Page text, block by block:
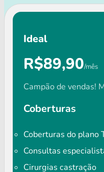
Ideal
R$89,90/mês
Campão de vendas!
Coberturas
Coberturas do plano
Consultas
Cirurgias castração